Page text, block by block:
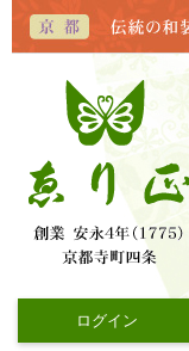
ログイン